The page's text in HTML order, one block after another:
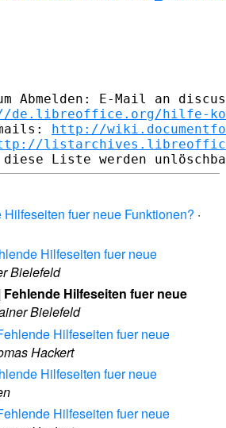
Abmelden: E-Mail an
de.libreoffice.org/hilfe-
http://
fuer neue Funktionen? ·
Hilfeseiten fuer neue
Bielefeld
Hilfeseiten fuer neue
Bielefeld
Hilfeseiten fuer neue
Hackert
Hilfeseiten fuer neue
Hilfeseiten fuer neue